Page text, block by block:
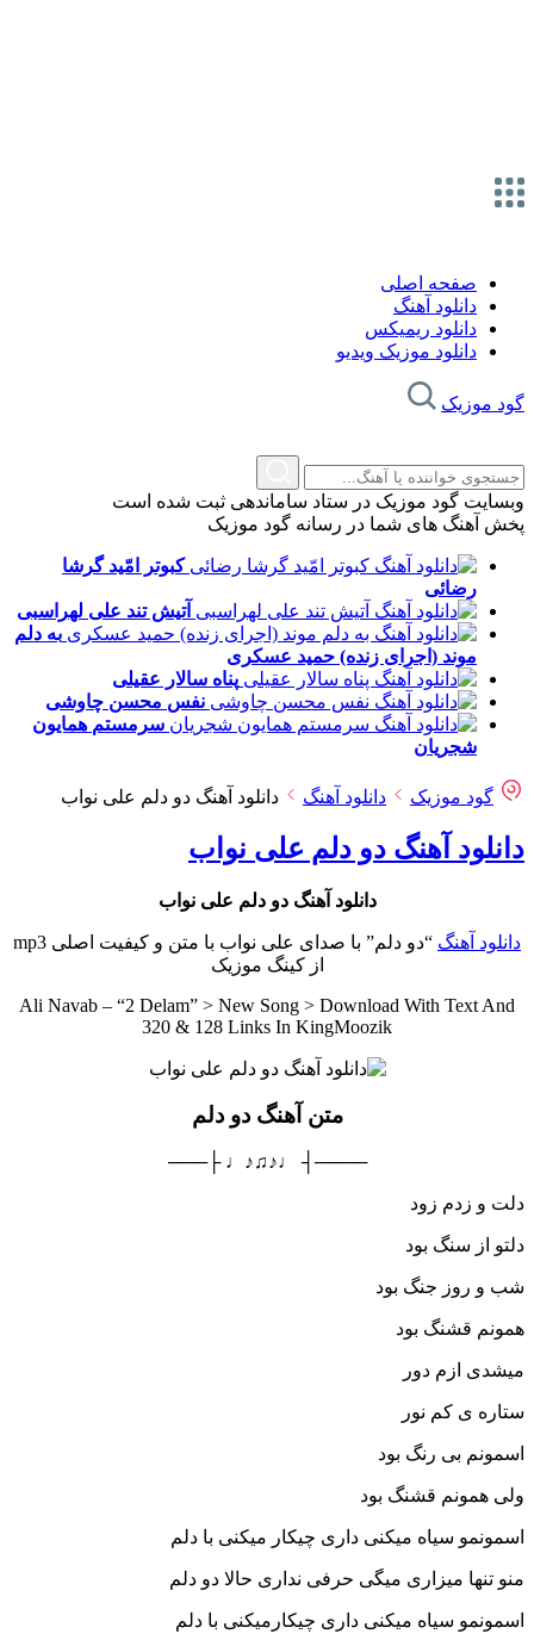
صفحه اصلی
دانلود آهنگ
دانلود ریمیکس
دانلود موزیک ویدیو
گود موزیک
وبسایت گود موزیک در ستاد ساماندهی ثبت شده است
پخش آهنگ های شما در رسانه گود موزیک
کبوتر امّید گرشا
رضائی
آتیش تند علی لهراسبی
به دلم
موند (اجرای زنده) حمید عسکری
پناه سالار عقیلی
نفس محسن چاوشی
سرمستم همایون
شجریان
گود موزیک دانلود آهنگ دانلود آهنگ دو دلم علی نواب
دانلود آهنگ دو دلم علی نواب
دانلود آهنگ دو دلم علی نواب
دانلود آهنگ
“دو دلم” با صدای علی نواب با متن و کیفیت اصلی mp3
از کینگ موزیک
Ali Navab – “2 Delam” > New Song > Download With Text And
320 & 128 Links In KingMoozik
متن آهنگ دو دلم
────┤ ♩♪♫♪♩ ├───
دلت و زدم زود
دلتو از سنگ بود
شب و روز جنگ بود
همونم قشنگ بود
میشدی ازم دور
ستاره ی کم نور
اسمونم بی رنگ بود
ولی همونم قشنگ بود
اسمونمو سیاه میکنی داری چیکار میکنی با دلم
منو تنها میزاری میگی‌ حرفی نداری حالا دو دلم
اسمونمو سیاه میکنی داری چیکارمیکنی با دلم